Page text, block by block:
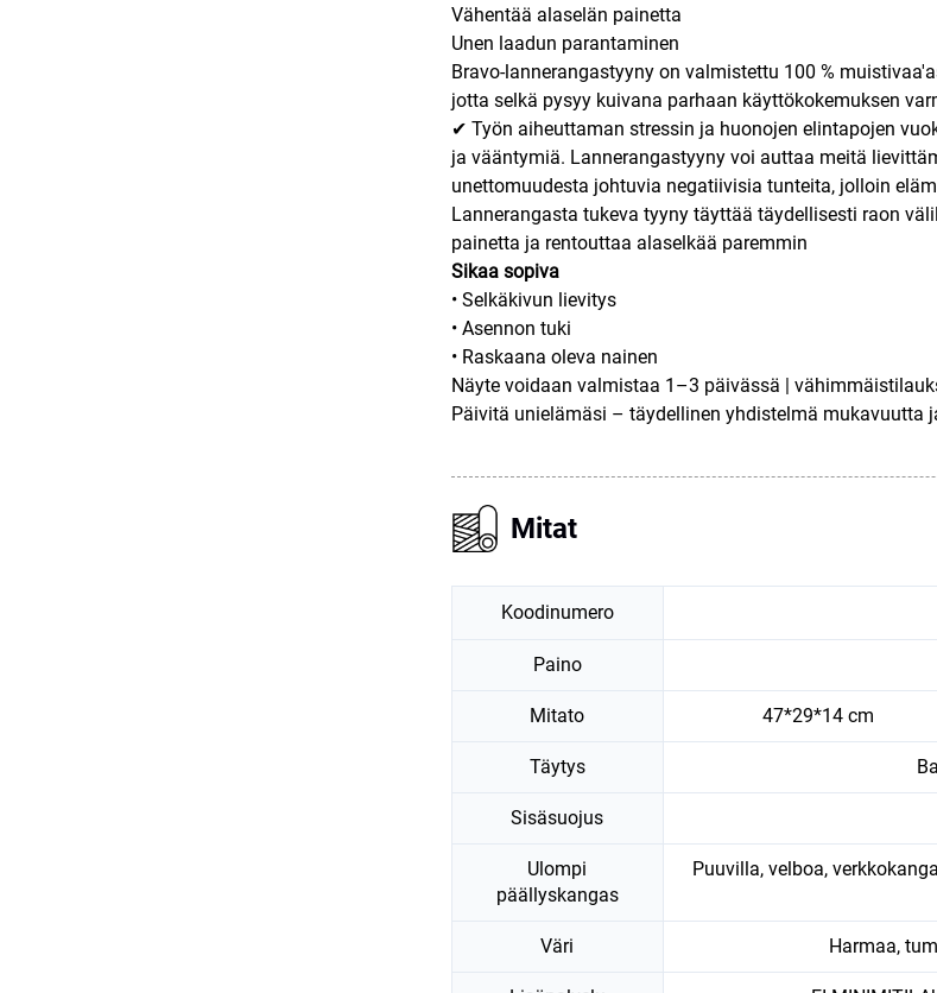
Vähentää alaselän painetta
Unen laadun parantaminen
Bravo-lannerangastyyny on valmistettu 100 %
jotta selkä pysyy kuivana parhaan käyttökokemuksen
✔ Työn aiheuttaman stressin ja huonojen elintapojen
ja vääntymiä. Lannerangastyyny voi auttaa meitä
unettomuudesta johtuvia negatiivisia tunteita, jolloin
Lannerangasta tukeva tyyny täyttää täydellisesti raon
painetta ja rentouttaa alaselkää paremmin
Sikaa sopiva
• Selkäkivun lievitys
• Asennon tuki
• Raskaana oleva nainen
Näyte voidaan valmistaa 1–3 päivässä |
Päivitä unielämäsi – täydellinen yhdistelmä mukavuutta
Mitat
Koodinumero
Paino
Mitato 47*29*14 cm
Täytys
Sisäsuojus
Ulompi
päällyskangas
Puuvilla, velboa,
Väri Harmaa,